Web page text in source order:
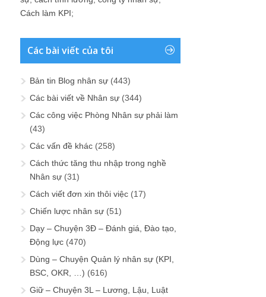
Cách làm KPI;
Các bài viết của tôi
Bản tin Blog nhân sự (443)
Các bài viết về Nhân sự (344)
Các công việc Phòng Nhân sự phải làm
(43)
Các vấn đề khác (258)
Cách thức tăng thu nhập trong nghề
Nhân sự (31)
Cách viết đơn xin thôi việc (17)
Chiến lược nhân sự (51)
Dạy – Chuyện 3Đ – Đánh giá, Đào tạo,
Động lực (470)
Dùng – Chuyện Quản lý nhân sự (KPI,
BSC, OKR, …) (616)
Giữ – Chuyện 3L – Lương, Lậu, Luật